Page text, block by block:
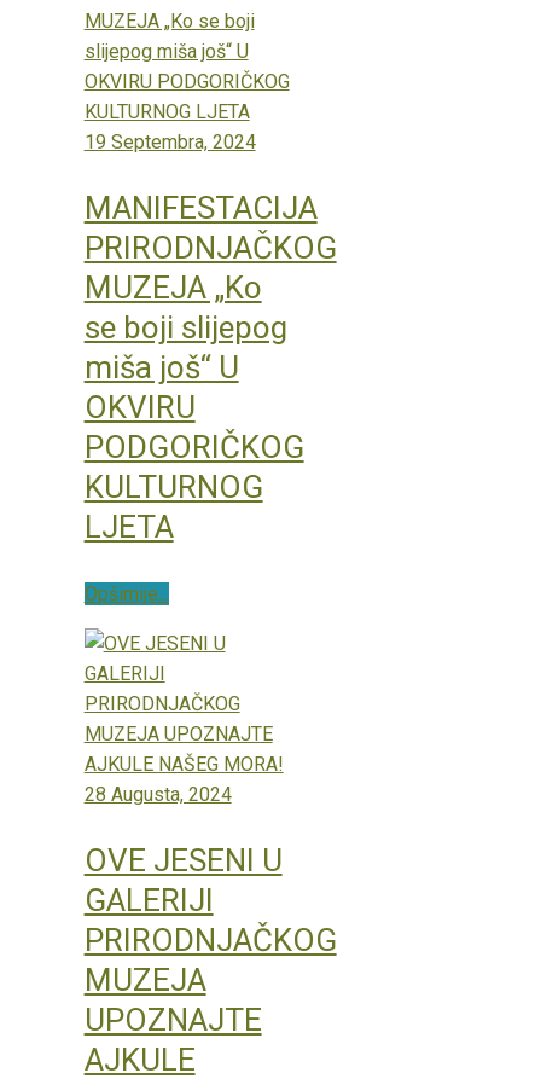
19 Septembra, 2024
MANIFESTACIJA
PRIRODNJAČKOG
MUZEJA „Ko
se boji slijepog
miša još“ U
OKVIRU
PODGORIČKOG
KULTURNOG
LJETA
Opširnije...
28 Augusta, 2024
OVE JESENI U
GALERIJI
PRIRODNJAČKOG
MUZEJA
UPOZNAJTE
AJKULE